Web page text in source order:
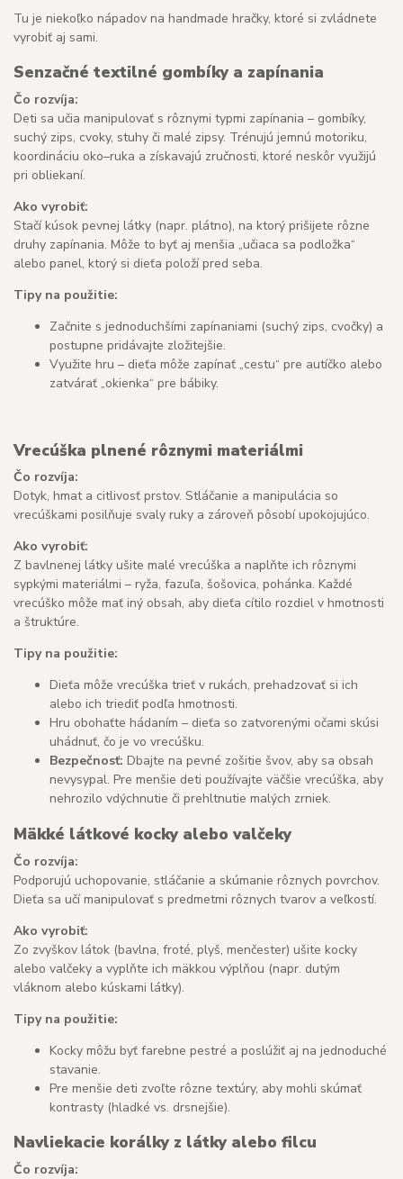
Tu je niekoľko nápadov na handmade hračky, ktoré si zvládnete
vyrobiť aj sami.
Senzačné textilné gombíky a zapínania
Čo rozvíja:
Deti sa učia manipulovať s rôznymi typmi zapínania – gombíky,
suchý zips, cvoky, stuhy či malé zipsy. Trénujú jemnú motoriku,
koordináciu oko–ruka a získavajú zručnosti, ktoré neskôr využijú
pri obliekaní.
Ako vyrobiť:
Stačí kúsok pevnej látky (napr. plátno), na ktorý prišijete rôzne
druhy zapínania. Môže to byť aj menšia „učiaca sa podložka“
alebo panel, ktorý si dieťa položí pred seba.
Tipy na použitie:
Začnite s jednoduchšími zapínaniami (suchý zips, cvočky) a
postupne pridávajte zložitejšie.
Využite hru – dieťa môže zapínať „cestu“ pre autíčko alebo
zatvárať „okienka“ pre bábiky.
Vrecúška plnené rôznymi materiálmi
Čo rozvíja:
Dotyk, hmat a citlivosť prstov. Stláčanie a manipulácia so
vrecúškami posilňuje svaly ruky a zároveň pôsobí upokojujúco.
Ako vyrobiť:
Z bavlnenej látky ušite malé vrecúška a naplňte ich rôznymi
sypkými materiálmi – ryža, fazuľa, šošovica, pohánka. Každé
vrecúško môže mať iný obsah, aby dieťa cítilo rozdiel v hmotnosti
a štruktúre.
Tipy na použitie:
Dieťa môže vrecúška trieť v rukách, prehadzovať si ich
alebo ich triediť podľa hmotnosti.
Hru obohaťte hádaním – dieťa so zatvorenými očami skúsi
uhádnuť, čo je vo vrecúšku.
Bezpečnosť: Dbajte na pevné zošitie švov, aby sa obsah
nevysypal. Pre menšie deti používajte väčšie vrecúška, aby
nehrozilo vdýchnutie či prehltnutie malých zrniek.
Mäkké látkové kocky alebo valčeky
Čo rozvíja:
Podporujú uchopovanie, stláčanie a skúmanie rôznych povrchov.
Dieťa sa učí manipulovať s predmetmi rôznych tvarov a veľkostí.
Ako vyrobiť:
Zo zvyškov látok (bavlna, froté, plyš, menčester) ušite kocky
alebo valčeky a vyplňte ich mäkkou výplňou (napr. dutým
vláknom alebo kúskami látky).
Tipy na použitie:
Kocky môžu byť farebne pestré a poslúžiť aj na jednoduché
stavanie.
Pre menšie deti zvoľte rôzne textúry, aby mohli skúmať
kontrasty (hladké vs. drsnejšie).
Navliekacie korálky z látky alebo filcu
Čo rozvíja: